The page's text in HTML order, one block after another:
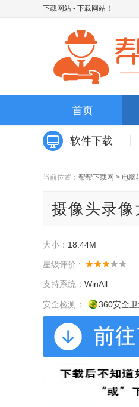
下载网站 - 下载网站！
首页
软件下载
当前位置： 帮帮下载网 > 电脑
摄像头录
大小： 18.44M
星级评价 :
支持系统： WinAll
安全检测： 360安全